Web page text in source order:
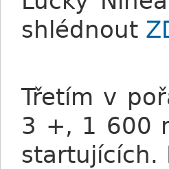
shlédnout
Třetím v
3 +, 1 600
startujících.